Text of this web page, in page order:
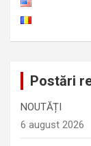
Postări
NOUTĂȚI
6 august 2026